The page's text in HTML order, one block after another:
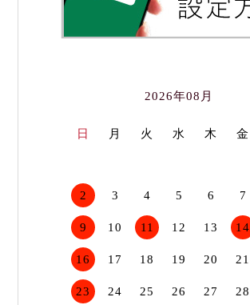
2026年08月
日 月 火 水 木 金
2 3 4 5 6 7
9 10 11 12 13 14
16 17 18 19 20 21
23 24 25 26 27 28